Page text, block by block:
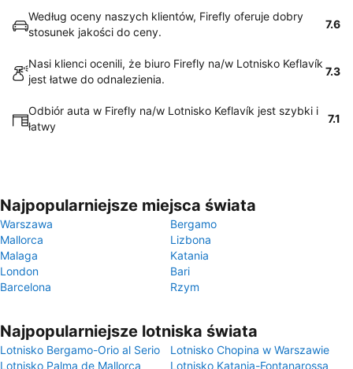
Według oceny naszych klientów, Firefly oferuje dobry
stosunek jakości do ceny.
7.6
Nasi klienci ocenili, że biuro Firefly na/w Lotnisko Keflavík
jest łatwe do odnalezienia.
7.3
Odbiór auta w Firefly na/w Lotnisko Keflavík jest szybki i
łatwy
7.1
Najpopularniejsze miejsca świata
Warszawa
Bergamo
Mallorca
Lizbona
Malaga
Katania
London
Bari
Barcelona
Rzym
Najpopularniejsze lotniska świata
Lotnisko Bergamo-Orio al Serio
Lotnisko Chopina w Warszawie
Lotnisko Palma de Mallorca
Lotnisko Katania-Fontanarossa